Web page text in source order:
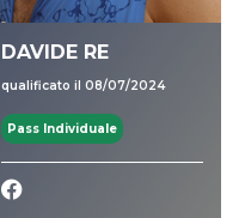
DAVIDE RE
qualificato il 08/07/2024
Pass Individuale